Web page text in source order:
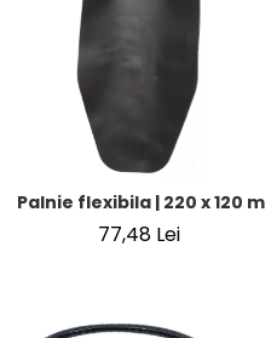
Palnie flexibila | 220 x 120
77,48 Lei